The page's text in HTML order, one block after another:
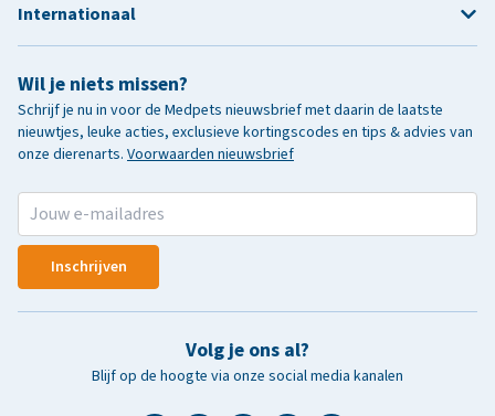
Wil je niets missen?
Schrijf je nu in voor de Medpets nieuwsbrief met daarin de laatste
nieuwtjes, leuke acties, exclusieve kortingscodes en tips & advies van
onze dierenarts. Voorwaarden nieuwsbrief
Inschrijven
Volg je ons al?
Blijf op de hoogte via onze social media kanalen
Internationaal